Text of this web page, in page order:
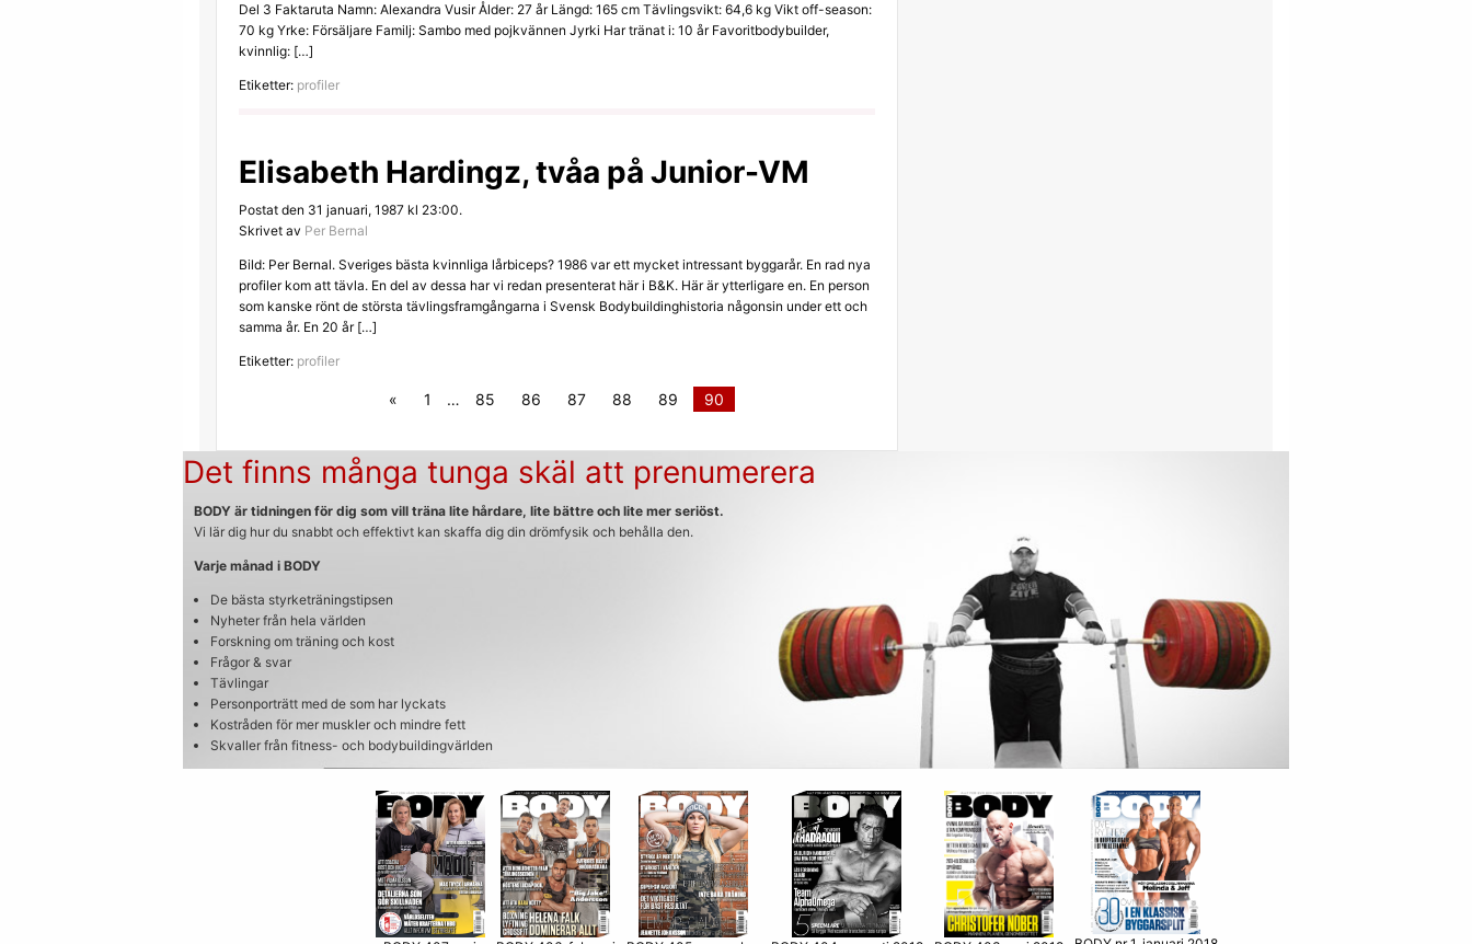
Del 3 Faktaruta Namn: Alexandra Vusir Ålder: 27 år Längd: 165 cm Tävlingsvikt: 64,6 kg Vikt off-season:
70 kg Yrke: Försäljare Familj: Sambo med pojkvännen Jyrki Har tränat i: 10 år Favoritbodybuilder,
kvinnlig: […]
Etiketter: profiler
Elisabeth Hardingz, tvåa på Junior-VM
Postat den 31 januari, 1987 kl 23:00.
Skrivet av Per Bernal
Bild: Per Bernal. Sveriges bästa kvinnliga lårbiceps? 1986 var ett mycket intressant byggarår. En rad nya
profiler kom att tävla. En del av dessa har vi redan presenterat här i B&K. Här är ytterligare en. En person
som kanske rönt de största tävlingsframgångarna i Svensk Bodybuildinghistoria någonsin under ett och
samma år. En 20 år […]
Etiketter: profiler
« 1 … 85 86 87 88 89 90
Det finns många tunga skäl att prenumerera
BODY är tidningen för dig som vill träna lite hårdare, lite bättre och lite mer seriöst.
Vi lär dig hur du snabbt och effektivt kan skaffa dig din drömfysik och behålla den.
Varje månad i BODY
De bästa styrketräningstipsen
Nyheter från hela världen
Forskning om träning och kost
Frågor & svar
Tävlingar
Personporträtt med de som har lyckats
Kostråden för mer muskler och mindre fett
Skvaller från fitness- och bodybuildingvärlden